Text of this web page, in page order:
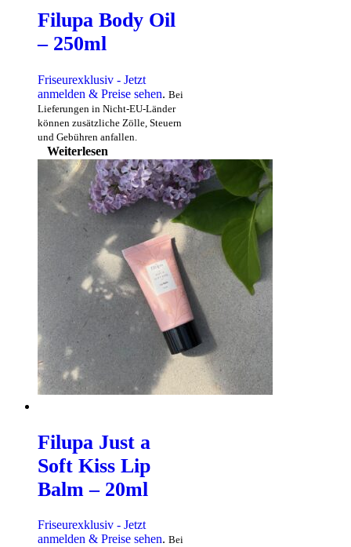
Filupa Body Oil
– 250ml
Friseurexklusiv - Jetzt
anmelden & Preise sehen. Bei
Lieferungen in Nicht-EU-Länder
können zusätzliche Zölle, Steuern
und Gebühren anfallen.
Weiterlesen
Filupa Just a
Soft Kiss Lip
Balm – 20ml
Friseurexklusiv - Jetzt
anmelden & Preise sehen. Bei